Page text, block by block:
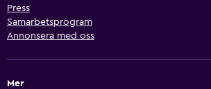
Press
Samarbetsprogram
Annonsera med oss
Mer